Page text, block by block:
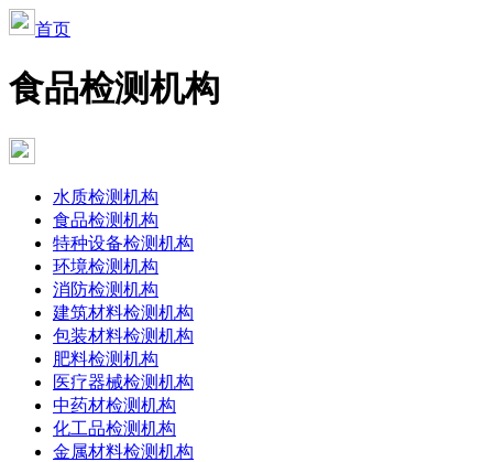
首页
食品检测机构
水质检测机构
食品检测机构
特种设备检测机构
环境检测机构
消防检测机构
建筑材料检测机构
包装材料检测机构
肥料检测机构
医疗器械检测机构
中药材检测机构
化工品检测机构
金属材料检测机构